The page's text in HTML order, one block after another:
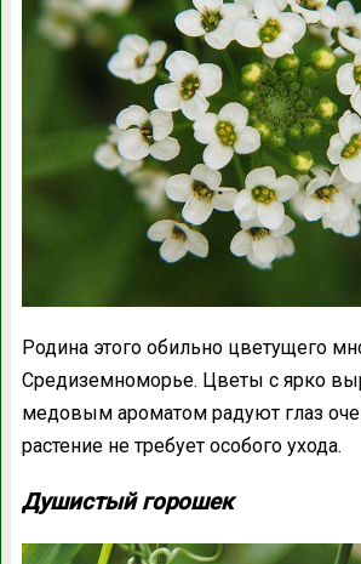
Родина этого обильно цветущего
Средиземноморье. Цветы с ярко
медовым ароматом радуют глаз
растение не требует особого ухода.
Душистый горошек